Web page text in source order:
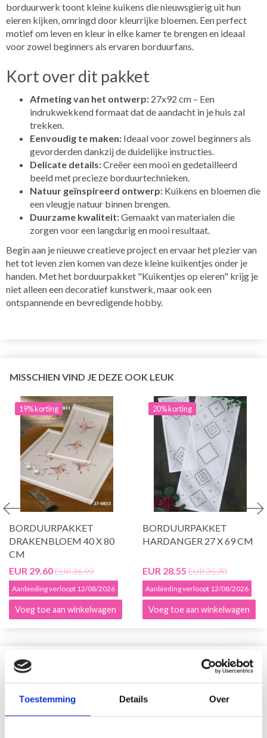
Toestemming Details Over
borduurwerk toont kleine kuikens die nieuwsgierig uit hun
eieren kijken, omringd door kleurrijke bloemen. Een perfect
motief om leven en kleur in elke kamer te brengen en ideaal
voor zowel beginners als ervaren borduurfans.
Kort over dit pakket
Afmeting van het ontwerp: 27x92 cm – Een
indrukwekkend formaat dat de aandacht in je huis zal
trekken.
Eenvoudig te maken: Ideaal voor zowel beginners als
gevorderden dankzij de duidelijke instructies.
Delicate details:Creëer een mooi en gedetailleerd
beeld met precieze borduurtechnieken.
Natuur geïnspireerd ontwerp: Kuikens en bloemen die
een vleugje natuur binnen brengen.
Duurzame kwaliteit:Gemaakt van materialen die
zorgen voor een langdurig en mooi resultaat.
Begin aan je nieuwe creatieve project en ervaar het plezier van
het tot leven zien komen van deze kleine kuikentjes onder je
handen. Met het borduurpakket "Kuikentjes op eieren" krijg je
niet alleen een decoratief kunstwerk, maar ook een
ontspannende en bevredigende hobby.
MISSCHIEN VIND JE DEZE OOK LEUK
19% korting
BORDUURPAKKET
DRAKENBLOEM 40 X 80
CM
EUR 29.60EUR 36.99
Aanbieding verloopt 12/08/2026
Voeg toe aan winkelwagen
20% korting
BORDUURPAKKET
HARDANGER 27 X 69 CM
EUR 28.55 EUR 35.70
Aanbieding verloopt 12/08/2026
Voeg toe aan winkelwagen
VERGELIJKBAAR MET DIT
19% korting